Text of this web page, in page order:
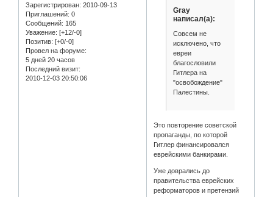
Зарегистрирован: 2010-09-13
Приглашений: 0
Сообщений: 165
Уважение: [+12/-0]
Позитив: [+0/-0]
Провел на форуме:
5 дней 20 часов
Последний визит:
2010-12-03 20:50:06
Gray
написал(а):
Совсем не
исключено, что
евреи
благословили
Гитлера на
"освобождение"
Палестины.
Это повторение советской
пропаганды, по которой
Гитлер финансировался
еврейскими банкирами.
Уже доврались до
правительства еврейских
реформаторов и претензий